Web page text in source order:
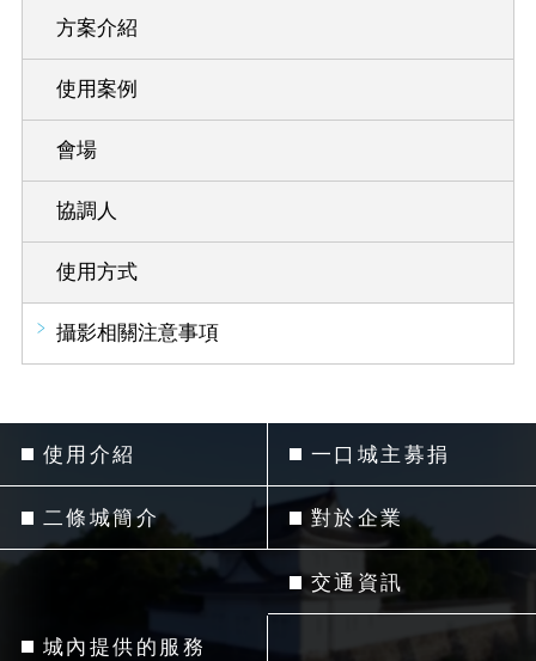
方案介紹
使用案例
會場
協調人
使用方式
攝影相關注意事項
使用介紹
二條城簡介
城內提供的服務
一口城主募捐
對於企業
交通資訊